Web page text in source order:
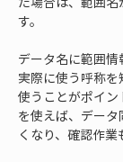
す。
データ名に範囲
実際に使う呼称
使うことがポイン
を使えば、デー
くなり、確認作業